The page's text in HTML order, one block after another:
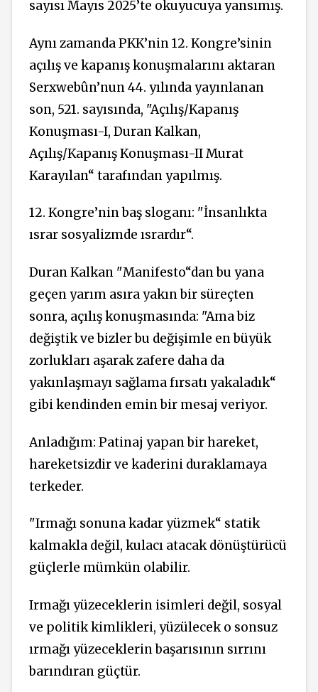
sayısı Mayıs 2025’te okuyucuya yansımış.
Aynı zamanda PKK’nin 12. Kongre’sinin
açılış ve kapanış konuşmalarını aktaran
Serxwebûn’nun 44. yılında yayınlanan
son, 521. sayısında, "Açılış/Kapanış
Konuşması-I, Duran Kalkan,
Açılış/Kapanış Konuşması-II Murat
Karayılan“ tarafından yapılmış.
12. Kongre’nin baş sloganı: "İnsanlıkta
ısrar sosyalizmde ısrardır“.
Duran Kalkan "Manifesto“dan bu yana
geçen yarım asıra yakın bir süreçten
sonra, açılış konuşmasında: "Ama biz
değiştik ve bizler bu değişimle en büyük
zorlukları aşarak zafere daha da
yakınlaşmayı sağlama fırsatı yakaladık“
gibi kendinden emin bir mesaj veriyor.
Anladığım: Patinaj yapan bir hareket,
hareketsizdir ve kaderini duraklamaya
terkeder.
"Irmağı sonuna kadar yüzmek“ statik
kalmakla değil, kulacı atacak dönüştürücü
güçlerle mümkün olabilir.
Irmağı yüzeceklerin isimleri değil, sosyal
ve politik kimlikleri, yüzülecek o sonsuz
ırmağı yüzeceklerin başarısının sırrını
barındıran güçtür.